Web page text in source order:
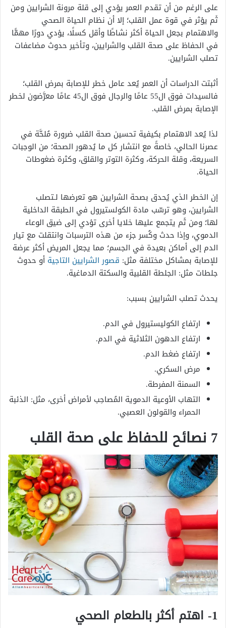
على الرغم من أن تقدم العمر يؤدي إلى قلة مرونة الشرايين ومن
ثَم يؤثر في قوة عمل القلب؛ إلا أن نظام الحياة الصحي
والاهتمام بجعل الحياة أكثر نشاطًا وأقل كسلًا، يؤدي دورًا مهمًّا
في الحفاظ على صحة القلب والشرايين، وتأخير حدوث مضاعفات
تصلب الشرايين.
أثبتت الدراسات أن العمر يُعد عامل خطر للإصابة بمرض القلب؛
فالسيدات فوق ال55 عامًا والرجال فوق ال45 عامًا معرَّضون لخطر
الإصابة بمرض القلب.
لذا يُعد الاهتمام بكيفية تحسين صحة القلب ضرورة مُلحَّة في
عصرنا الحالي، خاصةً مع انتشار كل ما يُدهور الصحة؛ من الوجبات
السريعة، وقلة الحركة، وكثرة التوتر والقلق، وكثرة ضغوطات
الحياة.
إن الخطر الذي يُحدق بصحة الشرايين هو تعرضها لـتصلب
الشرايين، وهو ترسّب مادة الكولستيرول في الطبقة الداخلية
لها؛ ومن ثَم يتجمع عليها خلايا أخرى تؤدي إلى ضيق الوعاء
الدموي، وإذا حدث وكُسر جزء من هذه الترسبات وانتقلت مع تيار
الدم إلى أماكن بعيدة في الجسم؛ مما يجعل المريض أكثر عرضة
للإصابة بمشاكل مختلفة مثل: قصور الشرايين التاجية أو حدوث
جلطات مثل: الجلطة القلبية والسكتة الدماغية.
يحدث تصلب الشرايين بسبب:
ارتفاع الكوليستيرول في الدم.
ارتفاع الدهون الثلاثية في الدم.
ارتفاع ضغط الدم.
مرض السكري.
السمنة المفرطة.
التهاب الأوعية الدموية المُصاحِب لأمراض أخرى، مثل: الذئبة
الحمراء والقولون العصبي.
7 نصائح للحفاظ على صحة القلب
1- اهتم أكثر بالطعام الصحي